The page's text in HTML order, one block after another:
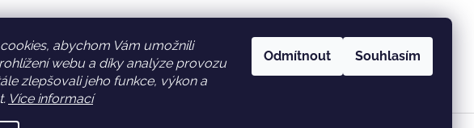
abychom Vám umožnili
webu a díky analýze provozu
zlepšovali jeho funkce, výkon a
Více informací
Odmítnout Souhlasím
Facebook Věrnostní slevy